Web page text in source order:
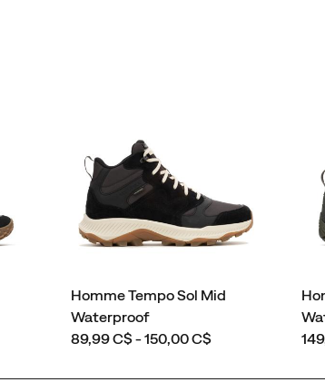
Homme Tempo Sol Mid
Waterproof
price
89,99 C$ - 150,00 C$